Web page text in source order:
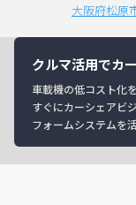
大阪府松原
クルマ活用でカ
車載機の低コスト化を
すぐにカーシェアビ
フォームシステムを